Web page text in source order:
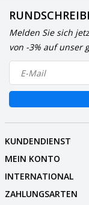
Melden Sie sich
von -3% auf unser
KUNDENDIENST
MEIN KONTO
INTERNATIONAL
ZAHLUNGSARTEN